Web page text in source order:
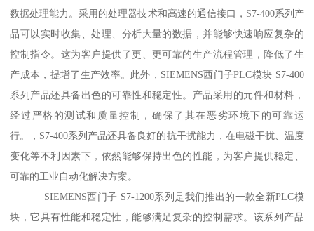
数据处理能力。采用的处理器技术和高速的通信接口，S7-400系列产
品可以实时收集、处理、分析大量的数据，并能够快速响应复杂的
控制指令。这为客户提供了更、更可靠的生产流程管理，降低了生
产成本，提增了生产效率。此外，SIEMENS西门子PLC模块 S7-400
系列产品还具备出色的可靠性和稳定性。产品采用的元件和材料，
经过严格的测试和质量控制，确保了其在恶劣环境下的可靠运
行。，S7-400系列产品还具备良好的抗干扰能力，在电磁干扰、温度
变化等不利因素下，依然能够保持出色的性能，为客户提供稳定、
可靠的工业自动化解决方案。
SIEMENS西门子 S7-1200系列是我们推出的一款全新PLC模
块，它具有性能和稳定性，能够满足复杂的控制需求。该系列产品